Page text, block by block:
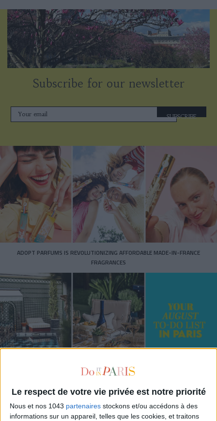
Le respect de votre vie privée est notre priorité
Nous et nos 1043 partenaires stockons et/ou accédons à des
informations sur un appareil, telles que les cookies, et traitons
Subscribe for our newsletter
SUBSCRIBE
ADOPT PARFUMS IS REVOLUTIONIZING AFFORDABLE MADE-IN-FRANCE
FRAGRANCES